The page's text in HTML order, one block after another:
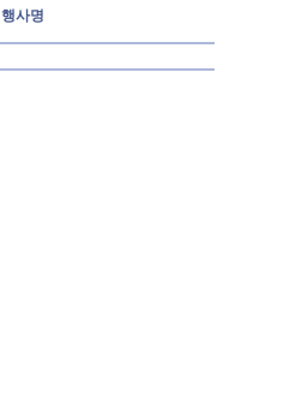
행사명